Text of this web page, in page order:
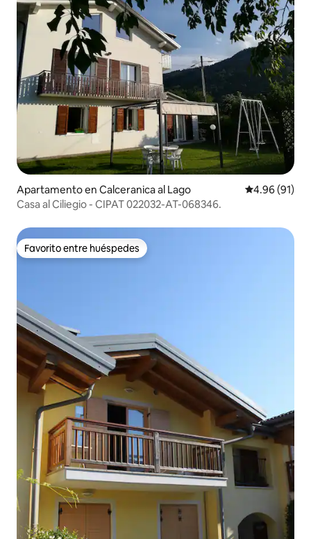
Apartamento en Calceranica al Lago Calificación
4.96 (91)
Casa al Ciliegio - CIPAT 022032-AT-068346.
Favorito entre huéspedes
Favorito entre huéspedes